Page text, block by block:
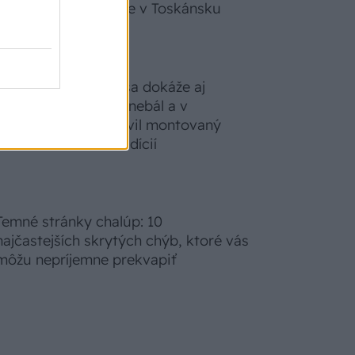
zabudnete, že nie ste v Toskánsku
motorovou pílou sa dokáže aj
podpísať. Slovák sa nebál a v
Čičmanoch si postavil montovaný
v duchu tradícií
stránky chalúp: 10
skrytých chýb, ktoré vás
nepríjemne prekvapiť